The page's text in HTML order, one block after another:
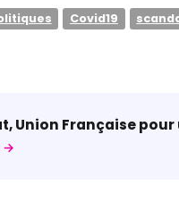
Covid19
Union Française
→